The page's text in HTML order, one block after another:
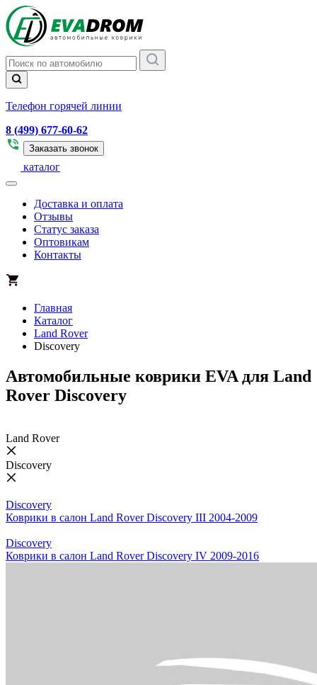
Телефон горячей линии
8 (499) 677-60-62
Заказать звонок
каталог
Доставка и оплата
Отзывы
Статус заказа
Оптовикам
Контакты
Главная
Каталог
Land Rover
Discovery
Автомобильные коврики EVA для Land
Rover Discovery
Land Rover
Discovery
Discovery
Коврики в салон Land Rover Discovery III 2004-2009
Discovery
Коврики в салон Land Rover Discovery IV 2009-2016